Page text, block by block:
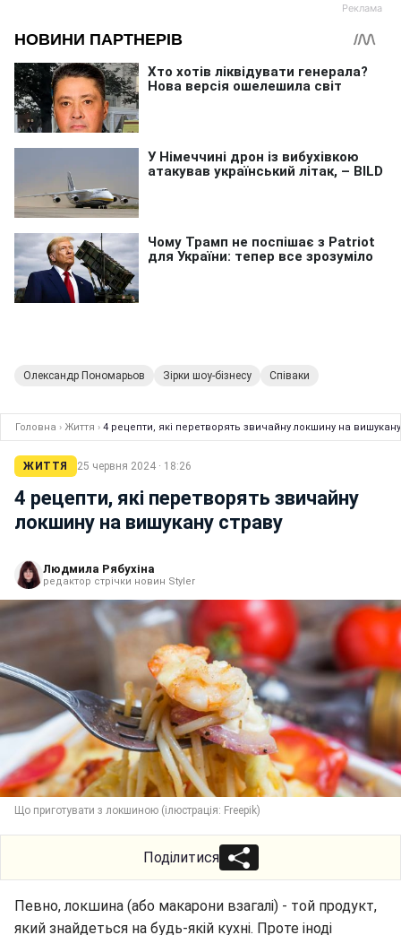
Олександр Пономарьов Зірки шоу-бізнесу Співаки
Головна › Життя › 4 рецепти, які перетворять звичайну локшину на
ЖИТТЯ 25 червня 2024 · 18:26
4 рецепти, які перетворять звичайну
локшину на вишукану страву
Людмила Рябухіна
редактор стрічки новин Styler
Що приготувати з локшиною (ілюстрація: Freepik)
Поділитися
Певно, локшина (або макарони взагалі) - той продукт,
який знайдеться на будь-якій кухні. Проте іноді